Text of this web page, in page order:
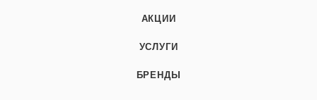
АКЦИИ
УСЛУГИ
БРЕНДЫ